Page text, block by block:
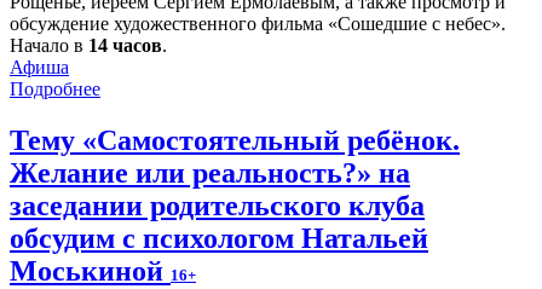
обсуждение художественного фильма «Сошедшие с небес».
Начало в 14 часов.
Афиша
Подробнее
Тему «Самостоятельный ребёнок.
Желание или реальность?» на
заседании родительского клуба
обсудим с психологом Натальей
Моськиной 16+